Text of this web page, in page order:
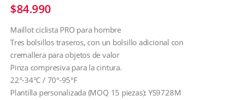
$84.990
Maillot ciclista PRO para hombre
Tres bolsillos traseros, con un bolsillo adicional con
cremallera para objetos de valor
Pinza compresiva para la cintura.
22°-34°C / 70°-95°F
Plantilla personalizada (MOQ 15 piezas): YS9728M